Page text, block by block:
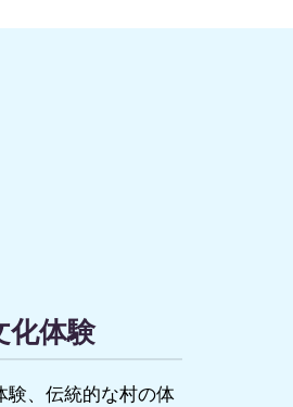
化体験
験、伝統的な村の体